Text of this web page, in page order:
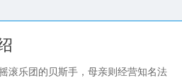
滚乐团的贝斯手，母亲则经营知名法